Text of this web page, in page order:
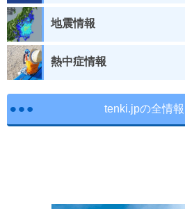
地震情報
熱中症情報
tenki.jpの全情